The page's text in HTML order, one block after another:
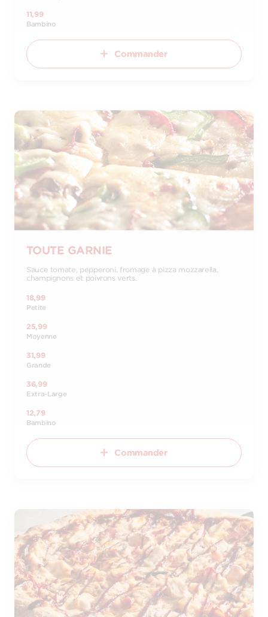
11,99
Bambino
Commander
TOUTE GARNIE
Sauce tomate, pepperoni, fromage à pizza mozzarella,
champignons et poivrons verts.
18,99
Petite
25,99
Moyenne
31,99
Grande
36,99
Extra-Large
12,79
Bambino
Commander